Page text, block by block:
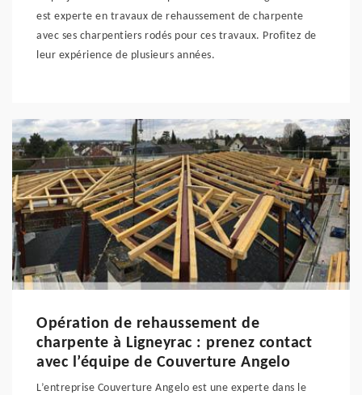
est experte en travaux de rehaussement de charpente
avec ses charpentiers rodés pour ces travaux. Profitez de
leur expérience de plusieurs années.
Opération de rehaussement de
charpente à Ligneyrac : prenez contact
avec l’équipe de Couverture Angelo
L’entreprise Couverture Angelo est une experte dans le